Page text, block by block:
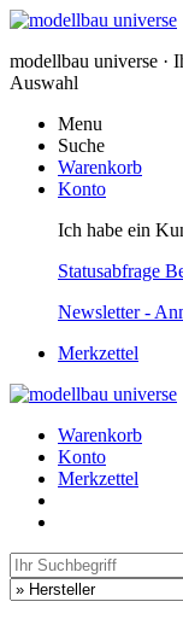
modellbau universe ·
Auswahl
Menu
Suche
Warenkorb
Konto
Ich habe ein
Statusabfrage
Newsletter -
Merkzettel
Warenkorb
Konto
Merkzettel